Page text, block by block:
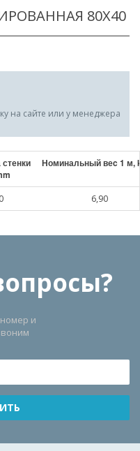
80X40
на сайте или у менеджера
Номинальный веc 1 м,
6,90
и